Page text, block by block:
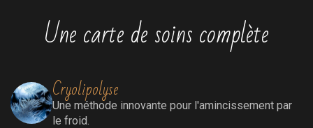
Une carte de soins complète
Cryolipolyse
Une méthode innovante pour l'amincissement par
le froid.